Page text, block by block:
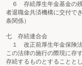
６ 存続厚生年金基金の残
者退職金共済機構に交付で
条関係）
七 存続連合会
１ 改正前厚生年金保険法
この法律の施行の際現に存
存続するものとすることと